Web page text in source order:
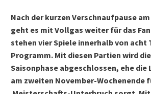
Nach der kurzen Verschnaufpause
geht es mit Vollgas weiter für das
stehen vier Spiele innerhalb von acht
Programm. Mit diesen Partien wird
Saisonphase abgeschlossen, ehe die
am zweiten November-Wochenende